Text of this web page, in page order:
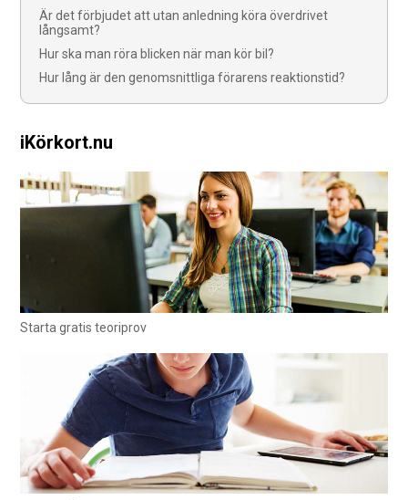
Är det förbjudet att utan anledning köra överdrivet
långsamt?
Hur ska man röra blicken när man kör bil?
Hur lång är den genomsnittliga förarens reaktionstid?
iKörkort.nu
Starta gratis teoriprov